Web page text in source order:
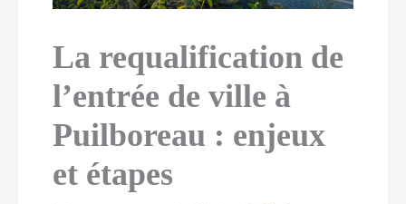
La requalification de
l’entrée de ville à
Puilboreau : enjeux
et étapes